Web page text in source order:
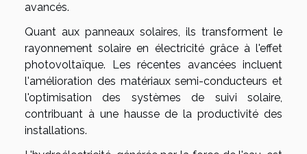
avancés.
Quant aux panneaux solaires, ils transforment le
rayonnement solaire en électricité grâce à l'effet
photovoltaïque. Les récentes avancées incluent
l'amélioration des matériaux semi-conducteurs et
l'optimisation des systèmes de suivi solaire,
contribuant à une hausse de la productivité des
installations.